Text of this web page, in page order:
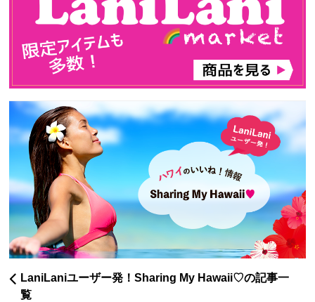
LaniLaniユーザー発！Sharing My Hawaii♡の記事一
覧